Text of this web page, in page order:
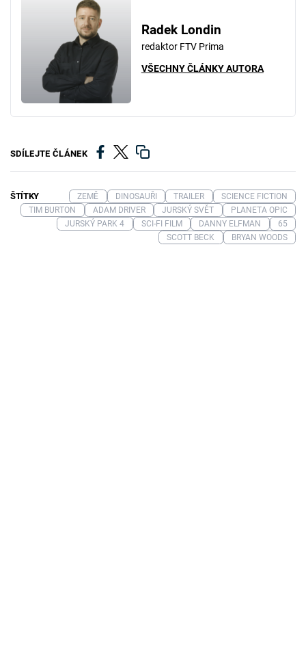
Radek Londin
redaktor FTV Prima
VŠECHNY ČLÁNKY AUTORA
SDÍLEJTE ČLÁNEK
ŠTÍTKY ZEMĚ DINOSAUŘI TRAILER
SCIENCE FICTION
TIM BURTON
ADAM DRIVER JURSKÝ SVĚT
PLANETA OPIC
JURSKÝ PARK 4
SCI-FI FILM DANNY ELFMAN
65
SCOTT BECK
BRYAN WOODS